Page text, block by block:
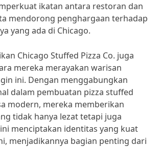
ikatan antara restoran dan
mendorong penghargaan terhadap
yang ada di Chicago.
Chicago Stuffed Pizza Co. juga
mereka merayakan warisan
ini. Dengan menggabungkan
dalam pembuatan pizza stuffed
modern, mereka memberikan
tidak hanya lezat tetapi juga
menciptakan identitas yang kuat
menjadikannya bagian penting dari